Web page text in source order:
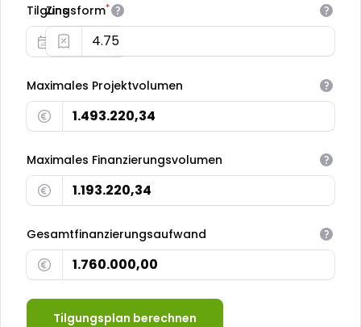
Tilgungsform*
Zins
Maximales Projektvolumen
Maximales Finanzierungsvolumen
Gesamtfinanzierungsaufwand
Tilgungsplan berechnen